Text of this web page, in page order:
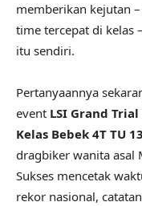
memberikan kejutan
time tercepat di kelas
itu sendiri.
Pertanyaannya
event LSI Grand
Kelas Bebek 4T TU
dragbiker wanita asal
Sukses mencetak
rekor nasional,